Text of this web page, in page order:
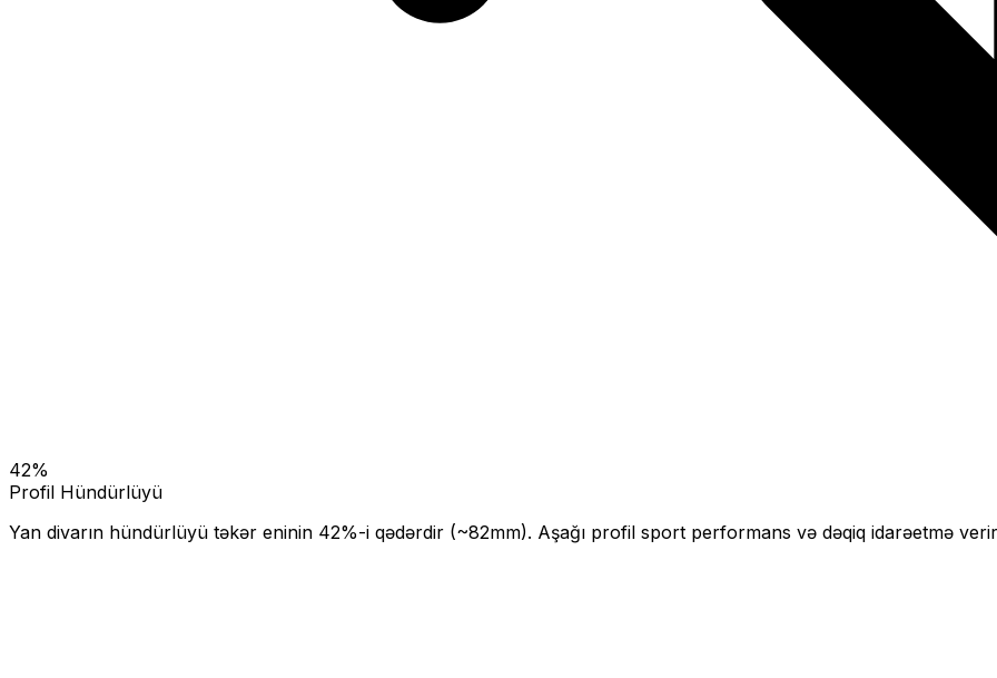
42%
Profil Hündürlüyü
Yan divarın hündürlüyü təkər eninin 42%-i qədərdir (~82mm). Aşağı profil sport performans və dəqiq idarəetmə